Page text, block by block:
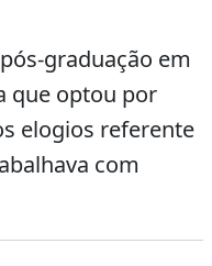
graduação em
que optou por
elogios referente
com